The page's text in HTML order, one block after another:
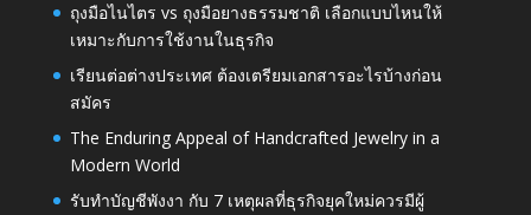
ถุงมือไนไตร vs ถุงมือยางธรรมชาติ เลือกแบบไหนให้
เหมาะกับการใช้งานในธุรกิจ
เรียนต่อต่างประเทศ ต้องเตรียมเอกสารอะไรบ้างก่อน
สมัคร
The Enduring Appeal of Handcrafted Jewelry in a
Modern World
รับทำบัญชีพังงา กับ 7 เหตุผลที่ธุรกิจยุคใหม่ควรมีผู้